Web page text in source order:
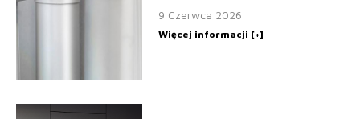
9 Czerwca 2026
Więcej informacji [+]